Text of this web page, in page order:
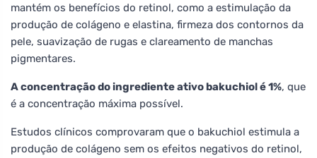
mantém os benefícios do retinol, como a estimulação da
produção de colágeno e elastina, firmeza dos contornos da
pele, suavização de rugas e clareamento de manchas
pigmentares.
A concentração do ingrediente ativo bakuchiol é 1%, que
é a concentração máxima possível.
Estudos clínicos comprovaram que o bakuchiol estimula a
produção de colágeno sem os efeitos negativos do retinol,